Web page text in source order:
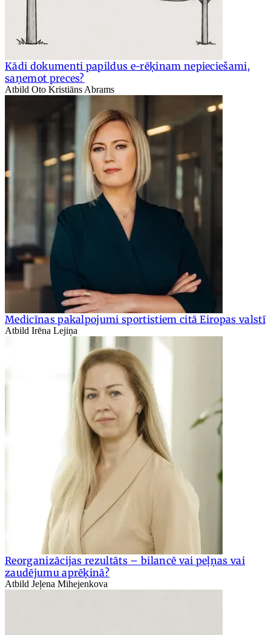
Kādi dokumenti papildus e-rēķinam nepieciešami,
saņemot preces?
Atbild Oto Kristiāns Abrams
Medicīnas pakalpojumi sportistiem citā Eiropas valstī
Atbild Irēna Lejiņa
Reorganizācijas rezultāts – bilancē vai peļņas vai
zaudējumu aprēķinā?
Atbild Jeļena Mihejenkova